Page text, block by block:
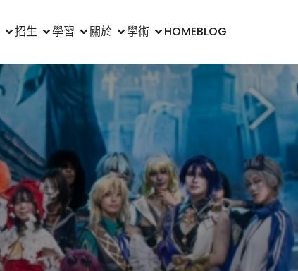
招生 學習 關於 學術 HOMEBLOG